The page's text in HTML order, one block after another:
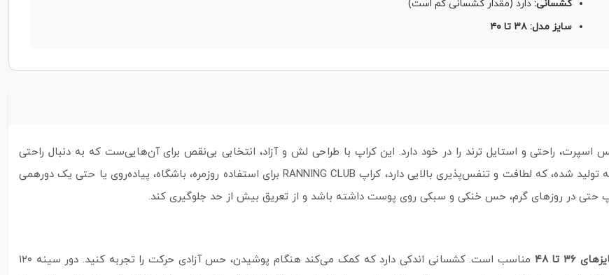
کشسانی: دارد (مقدار کشسانی کم است)
سایز مدل: ۳۸ تا ۴۰
راحتی و استایل ترند را در خود دارد. این کراپ با طراحی لش و آزاد، انتخابی بی‌نقص برای آن‌هایی‌ست که به دنبال راحتی
بدون از دست دادن جذابیت ظاهری هستند. با پارچه‌ای از جنس نخ پنبه تولید شده، که لطافت و تنفس‌پذیری بالایی دارد، کراپ RANNING CLUB برای استفاده روزمره، باشگاه، پیاده‌روی یا حتی یک دورهمی
حتی در روزهای گرم، حس خنکی و سبکی روی پوست داشته باشد و از تعریق بیش از حد جلوگیری کند.
۳۶ تا ۴۸
مناسب است. کشسانی اندکی دارد که کمک می‌کند هنگام پوشیدن، حس آزادی حرکت را تجربه کنید. دور سینه ۱۲۰